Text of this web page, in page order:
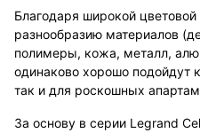
Благодаря широкой
разнообразию материалов
полимеры, кожа, металл,
одинаково хорошо подойдут
так и для роскошных
За основу в серии Legrand